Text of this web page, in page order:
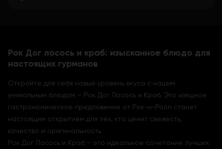
Рок Дог лосось и краб: изысканное блюдо для
настоящих гурманов
Откройте для себя новый уровень вкуса с нашим
уникальным блюдом – Рок Дог Лосось и Краб. Это изящное
гастрономическое предложение от Рок-н-Ролл станет
настоящим открытием для тех, кто ценит свежесть,
качество и оригинальность.
Рок Дог Лосось и Краб – это идеальное сочетание лучших